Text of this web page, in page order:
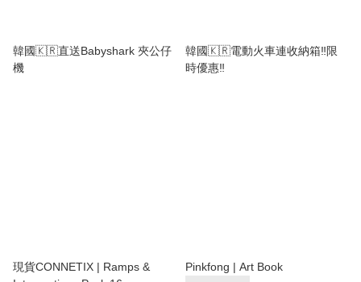
韓國🇰🇷直送Babyshark 夾公仔
機
韓國🇰🇷電動火車連收納箱‼️限
時優惠‼️
現貨CONNETIX | Ramps &
Pinkfong | Art Book